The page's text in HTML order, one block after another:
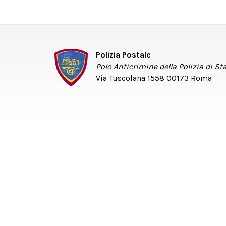
Polizia Postale
Polo Anticrimine della Polizia di
Via Tuscolana 1558 00173 Roma